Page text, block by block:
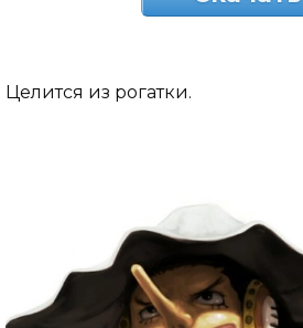
Целится из рогатки.